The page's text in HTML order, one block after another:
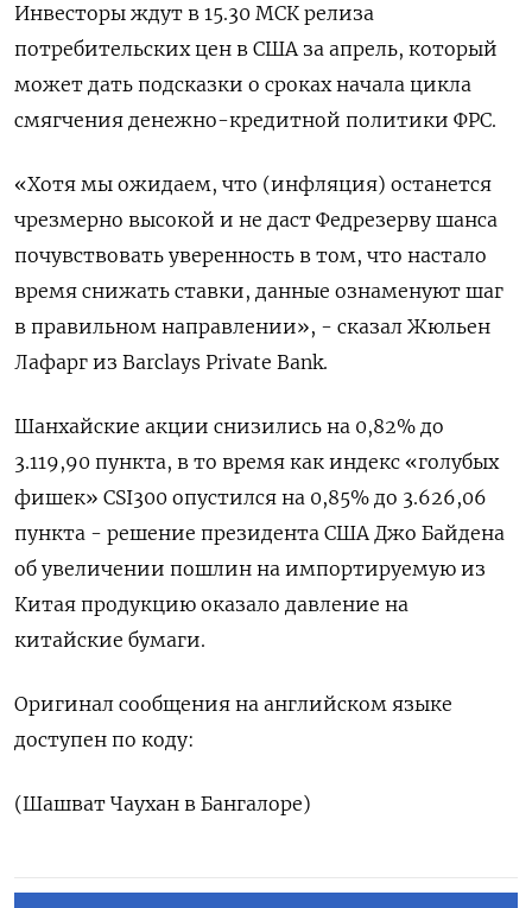
Инвесторы ждут в 15.30 МСК релиза
потребительских цен в США за апрель, который
может дать подсказки о сроках начала цикла
смягчения денежно-кредитной политики ФРС.
«Хотя мы ожидаем, что (инфляция) останется
чрезмерно высокой и не даст Федрезерву шанса
почувствовать уверенность в том, что настало
время снижать ставки, данные ознаменуют шаг
в правильном направлении», - сказал Жюльен
Лафарг из Barclays Private Bank.
Шанхайские акции снизились на 0,82% до
3.119,90 пункта, в то время как индекс «голубых
фишек» CSI300 опустился на 0,85% до 3.626,06
пункта - решение президента США Джо Байдена
об увеличении пошлин на импортируемую из
Китая продукцию оказало давление на
китайские бумаги.
Оригинал сообщения на английском языке
доступен по коду:
(Шашват Чаухан в Бангалоре)